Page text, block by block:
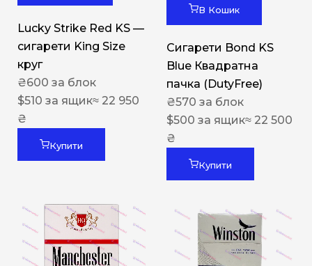
Lucky Strike Red KS —
сигарети King Size
круг
₴600 за блок
$510 за ящик≈ 22 950
₴
Купити
В Кошик
Сигарети Bond KS
Blue Квадратна
пачка (DutyFree)
₴570 за блок
$500 за ящик≈ 22 500
₴
Купити